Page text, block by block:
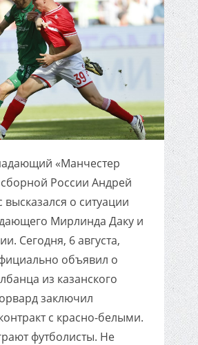
«Манчестер
России Андрей
высказался о ситуации
Мирлинда Даку и
Сегодня, 6 августа,
объявил о
из казанского
заключил
с красно-белыми.
футболисты. Не